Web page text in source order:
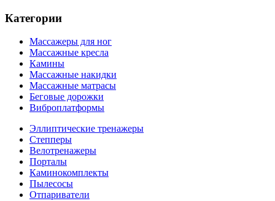
Категории
Массажеры для ног
Массажные кресла
Камины
Массажные накидки
Массажные матрасы
Беговые дорожки
Виброплатформы
Эллиптические тренажеры
Степперы
Велотренажеры
Порталы
Каминокомплекты
Пылесосы
Отпариватели